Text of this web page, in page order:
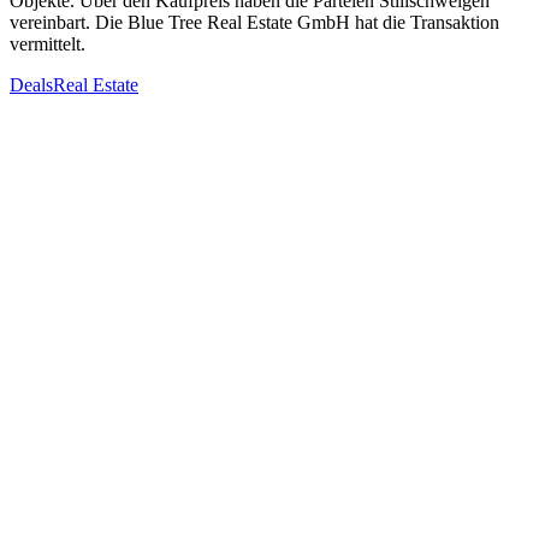
vereinbart. Die Blue Tree Real Estate GmbH hat die Transaktion
vermittelt.
DealsReal Estate